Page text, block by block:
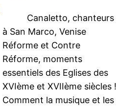
Canaletto, chanteurs
à San Marco, Venise
Réforme et Contre
Réforme, moments
essentiels des Eglises des
XVIème et XVIIème siècles !
Comment la musique et les